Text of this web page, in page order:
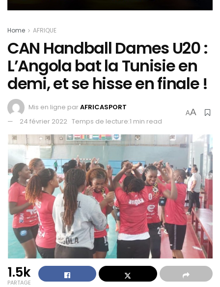
Home AFRIQUE
CAN Handball Dames U20 :
L’Angola bat la Tunisie en
demi, et se hisse en finale !
Mis en ligne parAFRICASPORT
24 février 2022 Temps de lecture:1 min read
AA
1.5k
PARTAGE